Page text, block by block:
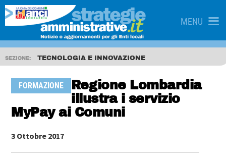
MENU
SEZIONE: TECNOLOGIA E INNOVAZIONE
FORMAZIONE
Regione Lombardia
illustra i servizio
MyPay ai Comuni
3 Ottobre 2017